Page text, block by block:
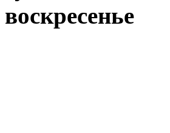
воскресенье